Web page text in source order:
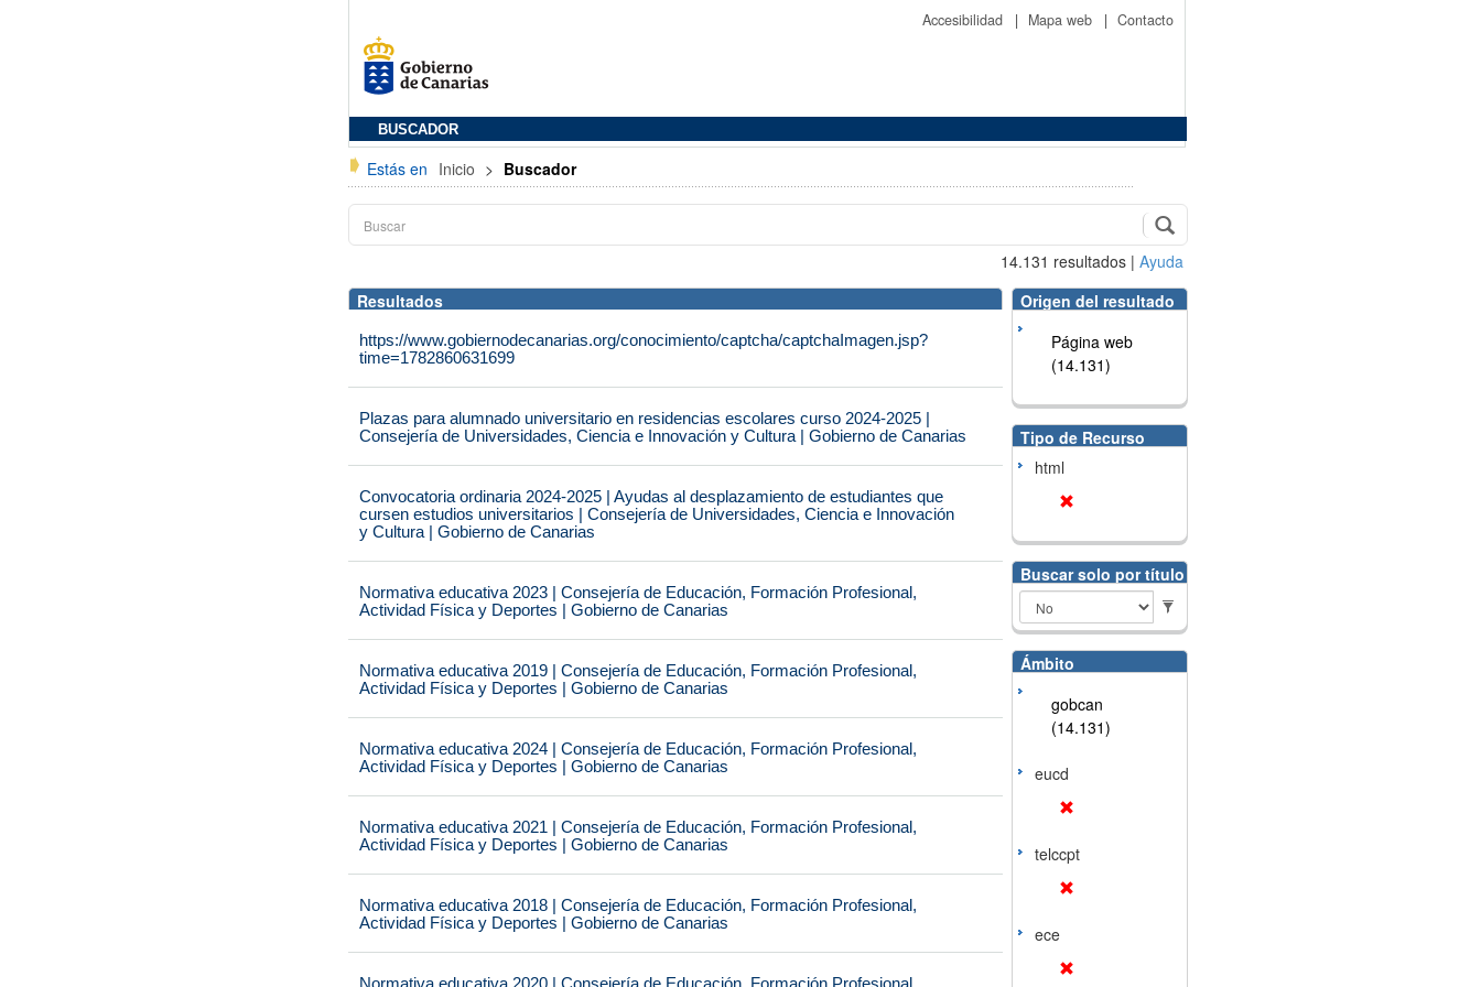
Accesibilidad | Mapa web | Contacto
BUSCADOR
Estás en Inicio > Buscador
14.131 resultados | Ayuda
Resultados
https://www.gobiernodecanarias.org/conocimiento/captcha/captchaImagen.jsp?
time=1782860631699
Plazas para alumnado universitario en residencias escolares curso 2024-2025 |
Consejería de Universidades, Ciencia e Innovación y Cultura | Gobierno de Canarias
Convocatoria ordinaria 2024-2025 | Ayudas al desplazamiento de estudiantes que
cursen estudios universitarios | Consejería de Universidades, Ciencia e Innovación
y Cultura | Gobierno de Canarias
Normativa educativa 2023 | Consejería de Educación, Formación Profesional,
Actividad Física y Deportes | Gobierno de Canarias
Normativa educativa 2019 | Consejería de Educación, Formación Profesional,
Actividad Física y Deportes | Gobierno de Canarias
Normativa educativa 2024 | Consejería de Educación, Formación Profesional,
Actividad Física y Deportes | Gobierno de Canarias
Normativa educativa 2021 | Consejería de Educación, Formación Profesional,
Actividad Física y Deportes | Gobierno de Canarias
Normativa educativa 2018 | Consejería de Educación, Formación Profesional,
Actividad Física y Deportes | Gobierno de Canarias
Normativa educativa 2020 | Consejería de Educación, Formación Profesional,
Origen del resultado
Página web
(14.131)
Tipo de Recurso
html
Buscar solo por título
Ámbito
gobcan
(14.131)
eucd
telccpt
ece